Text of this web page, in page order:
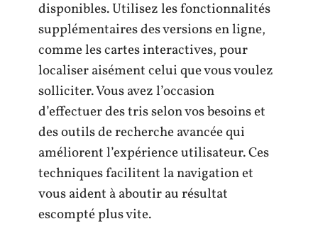
disponibles. Utilisez les fonctionnalités
supplémentaires des versions en ligne,
comme les cartes interactives, pour
localiser aisément celui que vous voulez
solliciter. Vous avez l’occasion
d’effectuer des tris selon vos besoins et
des outils de recherche avancée qui
améliorent l’expérience utilisateur. Ces
techniques facilitent la navigation et
vous aident à aboutir au résultat
escompté plus vite.